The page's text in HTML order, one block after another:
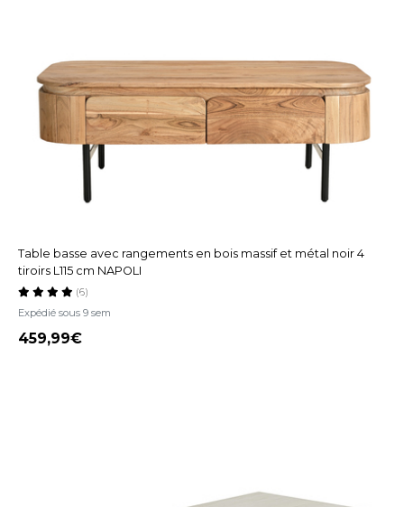
Table basse avec rangements en bois massif et métal noir 4
tiroirs L115 cm NAPOLI
Expédié sous 9 sem
(6)
459,99